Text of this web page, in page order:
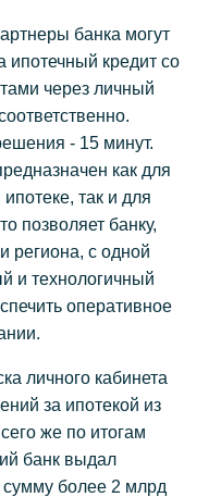
банка могут
ипотечный кредит со
через личный
- 15 минут.
как для
так и для
позволяет банку,
региона, с одной
и технологичный
оперативное
личного кабинета
за ипотекой из
же по итогам
банк выдал
более 2 млрд